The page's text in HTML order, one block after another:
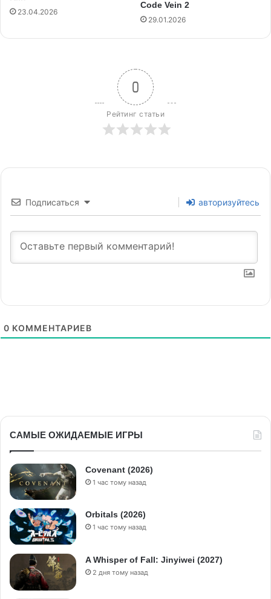
23.04.2026
Code Vein 2
29.01.2026
0
Рейтинг статьи
Подписаться авторизуйтесь
0 КОММЕНТАРИЕВ
САМЫЕ ОЖИДАЕМЫЕ ИГРЫ
Covenant (2026)
1 час тому назад
Orbitals (2026)
1 час тому назад
A Whisper of Fall: Jinyiwei (2027)
2 дня тому назад